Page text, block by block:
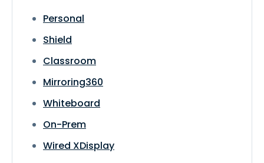
Personal
Shield
Classroom
Mirroring360
Whiteboard
On-Prem
Wired XDisplay